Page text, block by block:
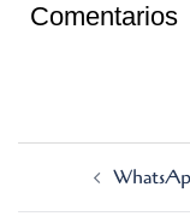
Comentarios